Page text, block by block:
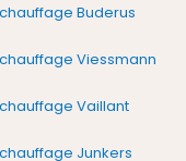
Buderus
Viessmann
Vaillant
Junkers